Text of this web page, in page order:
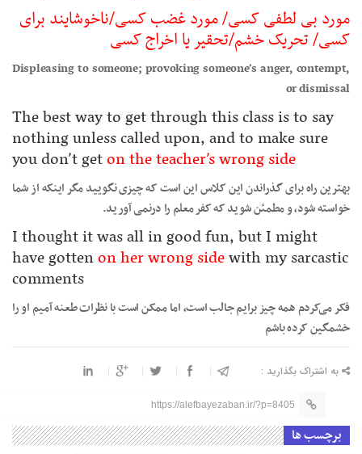
مورد بی لطفی کسی/ مورد غضب کسی/ناخوشایند برای
کسی/ تحریک خشم/تحقیر یا اخراج کسی
Displeasing to someone; provoking someone’s anger, contempt,
or dismissal
The best way to get through this class is to say
nothing unless called upon, and to make sure
you don’t geton the teacher’s wrong side
بهترین راه برای گذراندن این کلاس این است که چیزی نگویید مگر اینکه از شما
خواسته شود، و مطمئن شوید که کفر معلم را درنمی آورید.
I thought it was all in good fun, but I might
have gottenon her wrong sidewith my sarcastic
comments
فکر می‌کردم همه چیز برایم جالب است، اما ممکن است با نظرات طعنه آمیم او را
خشمگین کرده باشم
به اشتراک بگذارید :
https://alefbayezaban.ir/?p=8405
برچسب ها